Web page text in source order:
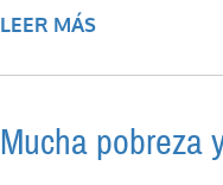
LEER MÁS
Mucha pobreza